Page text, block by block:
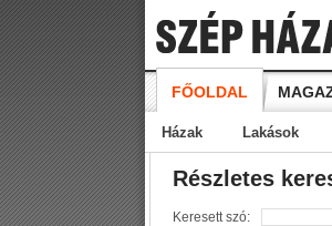
FŐOLDAL
Házak Lakások
Részletes
Keresett szó: